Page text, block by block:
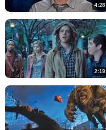
4:28
2:19